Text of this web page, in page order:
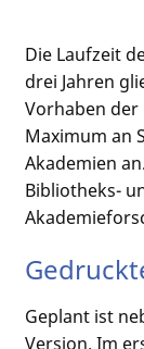
Die Laufzeit
drei Jahren
Vorhaben der
Maximum an
Akademien
Bibliotheks-
Geplant ist
Version. Im